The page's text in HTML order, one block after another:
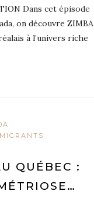
Dans cet épisode
on découvre ZIMBA
à l’univers riche
QUÉBEC :